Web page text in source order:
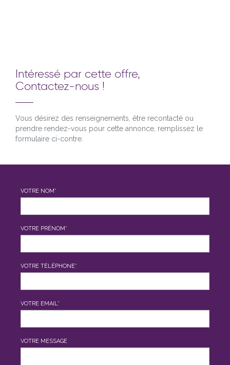
Intéressé par cette offre,
Contactez-nous !
Vous désirez des renseignements, être recontacté ou
prendre rendez-vous pour cette annonce, remplissez le
formulaire ci-contre.
VOTRE NOM*
VOTRE PRÉNOM*
VOTRE TÉLÉPHONE*
VOTRE EMAIL*
VOTRE MESSAGE